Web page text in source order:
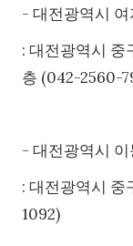
- 대전광역시
: 대전광역시 중
층 (042-2560-
- 대전광역시
: 대전광역시 중
1092)